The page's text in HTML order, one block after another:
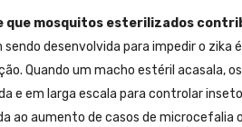
que mosquitos esterilizados
desenvolvida para impedir o
Quando um macho estéril acasala,
e em larga escala para controlar
ao aumento de casos de microcefalia